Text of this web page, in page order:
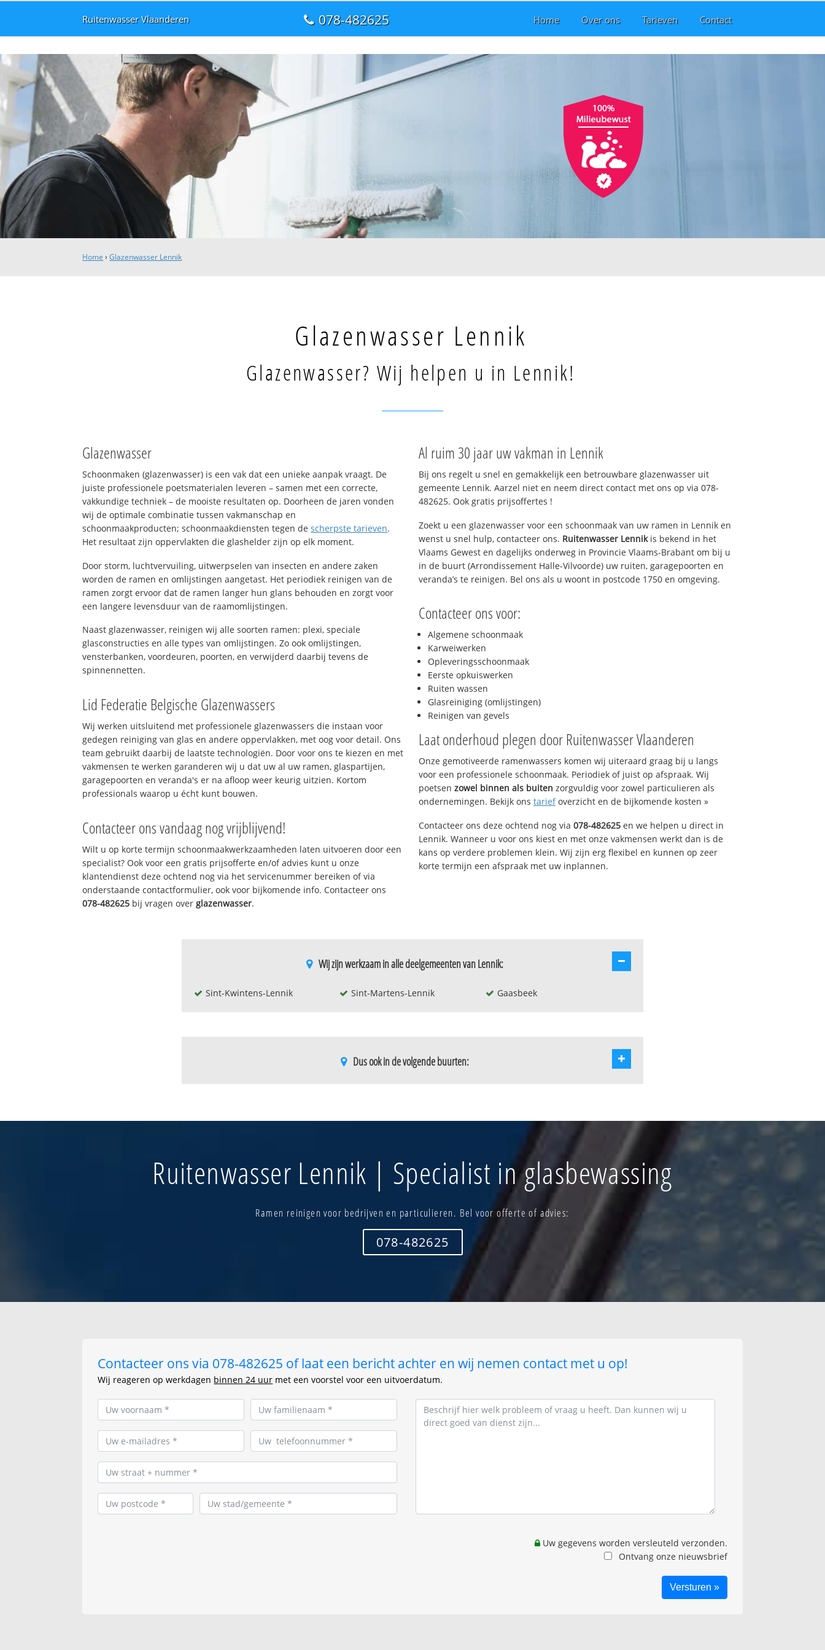
Ruitenwasser Vlaanderen 078-482625 Home Over ons Tarieven Contact
Home ›Glazenwasser Lennik
Glazenwasser Lennik
Glazenwasser? Wij helpen u in Lennik!
Glazenwasser
Schoonmaken (glazenwasser) is een vak dat een unieke aanpak vraagt. De
juiste professionele poetsmaterialen leveren – samen met een correcte,
vakkundige techniek – de mooiste resultaten op. Doorheen de jaren vonden
wij de optimale combinatie tussen vakmanschap en
schoonmaakproducten; schoonmaakdiensten tegen descherpste tarieven.
Het resultaat zijn oppervlakten die glashelder zijn op elk moment.
Door storm, luchtvervuiling, uitwerpselen van insecten en andere zaken
worden de ramen en omlijstingen aangetast. Het periodiek reinigen van de
ramen zorgt ervoor dat de ramen langer hun glans behouden en zorgt voor
een langere levensduur van de raamomlijstingen.
Naast glazenwasser, reinigen wij alle soorten ramen: plexi, speciale
glasconstructies en alle types van omlijstingen. Zo ook omlijstingen,
vensterbanken, voordeuren, poorten, en verwijderd daarbij tevens de
spinnennetten.
Lid Federatie Belgische Glazenwassers
Wij werken uitsluitend met professionele glazenwassers die instaan voor
gedegen reiniging van glas en andere oppervlakken, met oog voor detail. Ons
team gebruikt daarbij de laatste technologiën. Door voor ons te kiezen en met
vakmensen te werken garanderen wij u dat uw al uw ramen, glaspartijen,
garagepoorten en veranda's er na afloop weer keurig uitzien. Kortom
professionals waarop u écht kunt bouwen.
Contacteer ons vandaag nog vrijblijvend!
Wilt u op korte termijn schoonmaakwerkzaamheden laten uitvoeren door een
specialist? Ook voor een gratis prijsofferte en/of advies kunt u onze
klantendienst deze ochtend nog via het servicenummer bereiken of via
onderstaande contactformulier, ook voor bijkomende info. Contacteer ons
078-482625 bij vragen overglazenwasser.
Al ruim 30 jaar uw vakman in Lennik
Bij ons regelt u snel en gemakkelijk een betrouwbare glazenwasser uit
gemeente Lennik. Aarzel niet en neem direct contact met ons op via 078-
482625. Ook gratis prijsoffertes !
Zoekt u een glazenwasser voor een schoonmaak van uw ramen in Lennik en
wenst u snel hulp, contacteer ons. Ruitenwasser Lennikis bekend in het
Vlaams Gewest en dagelijks onderweg in Provincie Vlaams-Brabant om bij u
in de buurt (Arrondissement Halle-Vilvoorde) uw ruiten, garagepoorten en
veranda’s te reinigen. Bel ons als u woont in postcode 1750 en omgeving.
Contacteer ons voor:
Algemene schoonmaak
Karweiwerken
Opleveringsschoonmaak
Eerste opkuiswerken
Ruiten wassen
Glasreiniging (omlijstingen)
Reinigen van gevels
Laat onderhoud plegen door Ruitenwasser Vlaanderen
Onze gemotiveerde ramenwassers komen wij uiteraard graag bij u langs
voor een professionele schoonmaak. Periodiek of juist op afspraak. Wij
poetsen zowel binnen als buiten zorgvuldig voor zowel particulieren als
ondernemingen. Bekijk ons tariefoverzicht en de bijkomende kosten »
Contacteer ons deze ochtend nog via 078-482625 en we helpen u direct in
Lennik. Wanneer u voor ons kiest en met onze vakmensen werkt dan is de
kans op verdere problemen klein. Wij zijn erg flexibel en kunnen op zeer
korte termijn een afspraak met uw inplannen.
Wij zijn werkzaam in alle deelgemeenten van Lennik:
Sint-Kwintens-Lennik Sint-Martens-Lennik Gaasbeek
Dus ook in de volgende buurten:
St-kwintens-lennik -versp.bew.
Ruitenwasser Lennik | Specialist in glasbewassing
Ramen reinigen voor bedrijven en particulieren. Bel voor offerte of advies:
078-482625
Contacteer ons via 078-482625 of laat een bericht achter en wij nemen contact met u op!
Wij reageren op werkdagen binnen 24 uur met een voorstel voor een uitvoerdatum.
Uw gegevens worden versleuteld verzonden.
Ontvang onze nieuwsbrief